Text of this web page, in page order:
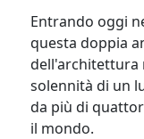
Entrando oggi
questa doppia
dell'architettura
solennità di un
da più di
il mondo.